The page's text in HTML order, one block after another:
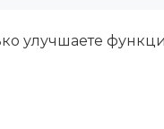
улучшаете